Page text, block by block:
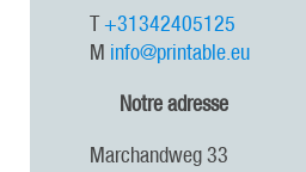
T+31342405125
M info@printable.eu
Notre adresse
Marchandweg 33